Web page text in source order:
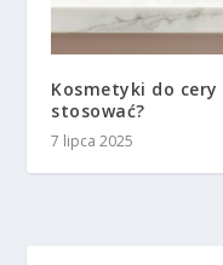
Kosmetyki do
stosować?
7 lipca 2025